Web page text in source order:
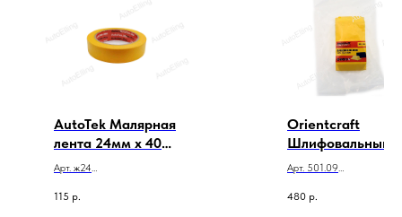
AutoTek Малярная
лента 24мм х 40м
90°С (желтый)
Арт. ж24
24мм х 40м 90°С (желтый)
115 р.
Orientcraft
Шлифовальный
блок 70х120мм
Арт. 501.09
блок 70х120мм
480 р.